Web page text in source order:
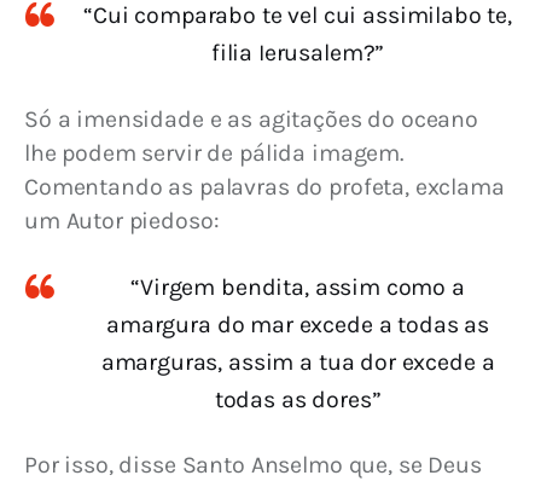
“Cui comparabo te vel cui assimilabo te,
filia Ierusalem?”
Só a imensidade e as agitações do oceano
lhe podem servir de pálida imagem.
Comentando as palavras do profeta, exclama
um Autor piedoso:
“Virgem bendita, assim como a
amargura do mar excede a todas as
amarguras, assim a tua dor excede a
todas as dores”
Por isso, disse Santo Anselmo que, se Deus